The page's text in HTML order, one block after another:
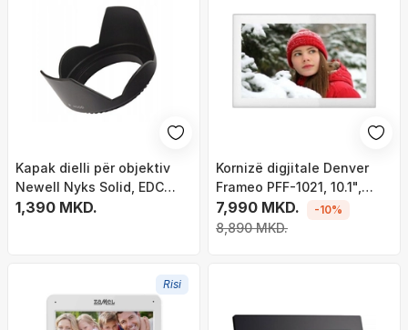
Kapak dielli për objektiv
Newell Nyks Solid, EDC
LED, i zi
1,390 MKD.
Kornizë digjitale Denver
Frameo PFF-1021, 10.1",
WiFi, e bardhë
7,990 MKD.
8,890 MKD.
-10%
Risi